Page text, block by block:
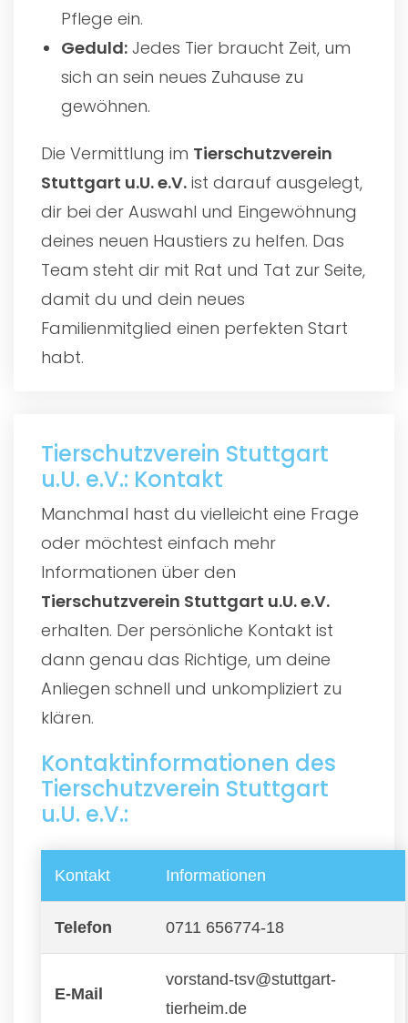
Pflege ein.
Geduld: Jedes Tier braucht Zeit, um
sich an sein neues Zuhause zu
gewöhnen.
Die Vermittlung im Tierschutzverein
Stuttgart u.U. e.V. ist darauf ausgelegt,
dir bei der Auswahl und Eingewöhnung
deines neuen Haustiers zu helfen. Das
Team steht dir mit Rat und Tat zur Seite,
damit du und dein neues
Familienmitglied einen perfekten Start
habt.
Tierschutzverein Stuttgart
u.U. e.V.: Kontakt
Manchmal hast du vielleicht eine Frage
oder möchtest einfach mehr
Informationen über den
Tierschutzverein Stuttgart u.U. e.V.
erhalten. Der persönliche Kontakt ist
dann genau das Richtige, um deine
Anliegen schnell und unkompliziert zu
klären.
Kontaktinformationen des
Tierschutzverein Stuttgart
u.U. e.V.:
Kontakt Informationen
Telefon 0711 656774-18
E-Mail
vorstand-tsv@stuttgart-
tierheim.de